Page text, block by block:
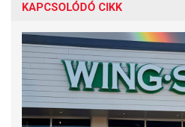
KAPCSOLÓDÓ CIKK